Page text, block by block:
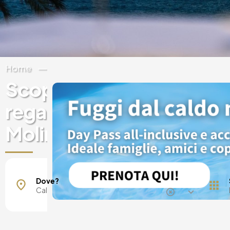
Home
Scopri esperienze e
regalo sui hotel di lusso
Molins
Dove?